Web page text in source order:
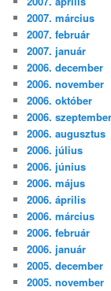
2007. március
2007. február
2007. január
2006. december
2006. november
2006. október
2006. szeptember
2006. augusztus
2006. július
2006. június
2006. május
2006. április
2006. március
2006. február
2006. január
2005. december
2005. november